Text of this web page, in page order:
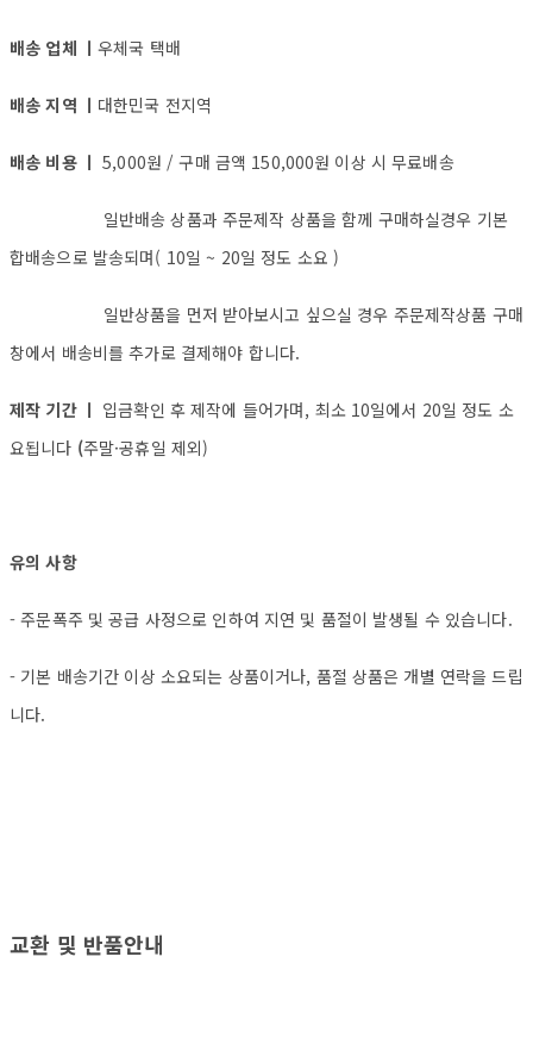
배송 업체 ㅣ 우체국 택배
배송 지역 ㅣ 대한민국 전지역
배송 비용 ㅣ5,000원 / 구매 금액 150,000원 이상 시 무료배송
일반배송 상품과 주문제작 상품을 함께 구매하실경우 기본
합배송으로 발송되며( 10일 ~ 20일 정도 소요 )
일반상품을 먼저 받아보시고 싶으실 경우 주문제작상품 구매
창에서 배송비를 추가로 결제해야 합니다.
제작 기간 ㅣ 입금확인 후 제작에 들어가며, 최소 10일에서 20일 정도 소
요됩니다 (주말·공휴일 제외)
유의 사항
- 주문폭주 및 공급 사정으로 인하여 지연 및 품절이 발생될 수 있습니다.
- 기본 배송기간 이상 소요되는 상품이거나, 품절 상품은 개별 연락을 드립
니다.
교환 및 반품안내